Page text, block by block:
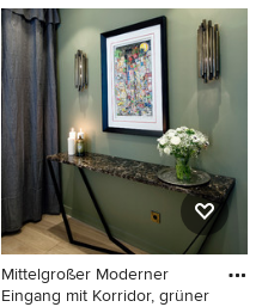
Nordischer Eingang mit
blauer Wandfarbe, hellem
Holzboden, beigem Boden
und Stauraum in Paris
Mittelgroßer Moderner
Eingang mit Korridor, grüner